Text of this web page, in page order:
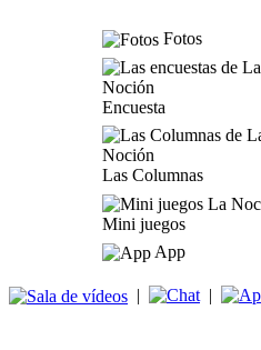
Fotos
Encuesta
Las Columnas
Mini juegos
App
| |